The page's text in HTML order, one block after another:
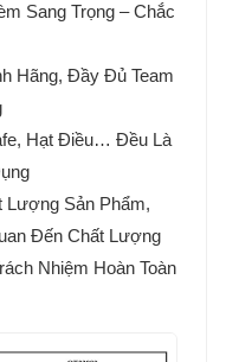
Sang Trọng – Chắc
Hãng, Đầy Đủ Team
Hạt Điều… Đều Là
Lượng Sản Phẩm,
Đến Chất Lượng
Nhiệm Hoàn Toàn